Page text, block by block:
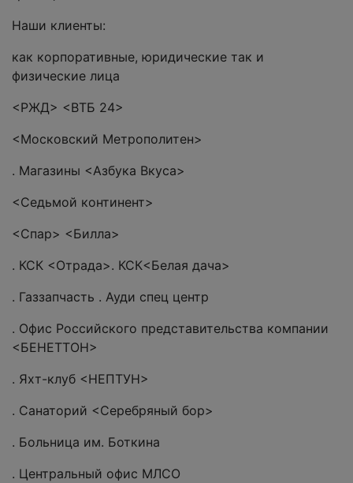
Наши клиенты:
как корпоративные, юридические так и
физические лица
<РЖД> <ВТБ 24>
<Московский Метрополитен>
. Магазины <Азбука Вкуса>
<Седьмой континент>
<Спар> <Билла>
. КСК <Отрада>. КСК<Белая дача>
. Газзапчасть . Ауди спец центр
. Офис Российского представительства компании
<БЕНЕТТОН>
. Яхт-клуб <НЕПТУН>
. Санаторий <Серебряный бор>
. Больница им. Боткина
. Центральный офис МЛСО